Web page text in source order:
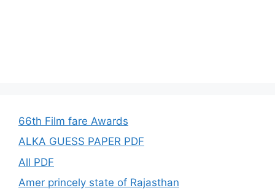
66th Film fare Awards
ALKA GUESS PAPER PDF
All PDF
Amer princely state of Rajasthan